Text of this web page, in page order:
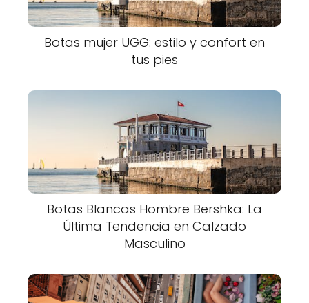
Botas mujer UGG: estilo y confort en
tus pies
Botas Blancas Hombre Bershka: La
Última Tendencia en Calzado
Masculino